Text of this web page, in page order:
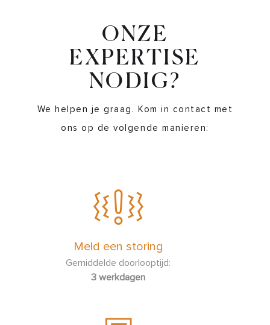
ONZE
EXPERTISE
NODIG?
We helpen je graag. Kom in contact met
ons op de volgende manieren:
Meld een storing
Gemiddelde doorlooptijd:
3 werkdagen